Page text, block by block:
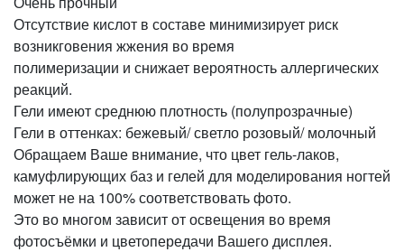
Отсутствие кислот в составе минимизирует риск
возникговения жжения во время
полимеризации и снижает вероятность аллергических
реакций.
Гели имеют среднюю плотность (полупрозрачные)
Гели в оттенках: бежевый/ светло розовый/ молочный
Обращаем Ваше внимание, что цвет гель-лаков,
камуфлирующих баз и гелей для моделирования ногтей
может не на 100% соответствовать фото.
Это во многом зависит от освещения во время
фотосъёмки и цветопередачи Вашего дисплея.